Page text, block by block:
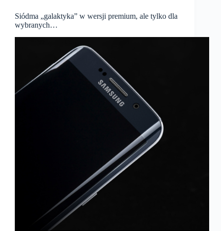
Siódma „galaktyka” w wersji premium, ale tylko dla
wybranych…